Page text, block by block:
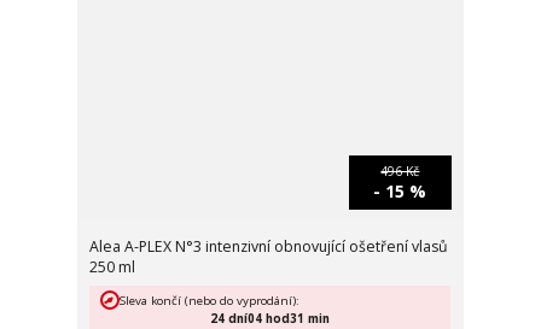
496 Kč
- 15 %
Alea A-PLEX N°3 intenzivní obnovující ošetření vlasů
250 ml
Sleva končí (nebo do vyprodání):
24 dní04 hod31 min